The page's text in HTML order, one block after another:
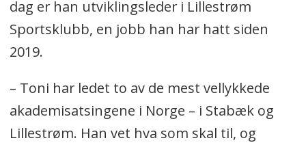
dag er han utviklingsleder i Lillestrøm
Sportsklubb, en jobb han har hatt siden
2019.
– Toni har ledet to av de mest vellykkede
akademisatsingene i Norge – i Stabæk og
Lillestrøm. Han vet hva som skal til, og